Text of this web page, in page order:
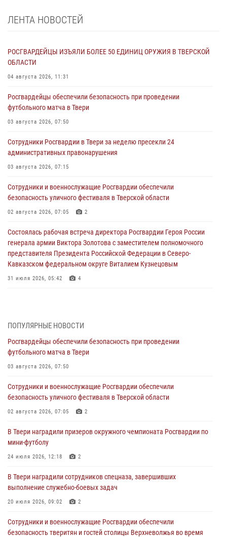
ЛЕНТА НОВОСТЕЙ
РОСГВАРДЕЙЦЫ ИЗЪЯЛИ БОЛЕЕ 50 ЕДИНИЦ ОРУЖИЯ В ТВЕРСКОЙ
ОБЛАСТИ
04 августа 2026, 11:31
Росгвардейцы обеспечили безопасность при проведении
футбольного матча в Твери
03 августа 2026, 07:50
Сотрудники Росгвардии в Твери за неделю пресекли 24
административных правонарушения
03 августа 2026, 07:15
Сотрудники и военнослужащие Росгвардии обеспечили
безопасность уличного фестиваля в Тверской области
02 августа 2026, 07:05 2
Состоялась рабочая встреча директора Росгвардии Героя России
генерала армии Виктора Золотова с заместителем полномочного
представителя Президента Российской Федерации в Северо-
Кавказском федеральном округе Виталием Кузнецовым
31 июля 2026, 05:42 4
28 июля 2026, 11:30 2
Сотрудники вневедомственной охраны совершили 250 выездов и
пресекли 20 правонарушений за неделю в Тверской области
27 июля 2026, 08:29
В Твери наградили призеров окружного чемпионата Росгвардии по
мини-футболу
24 июля 2026, 12:18 2
Росгвардейцы оказали помощь водителю на дороге в городе Кашин
22 июля 2026, 08:35
Представители Росгвардии провели спортивно — патриотическое
мероприятие для воспитанников летнего лагеря в Тверской области
(видео)
ПОПУЛЯРНЫЕ НОВОСТИ
Росгвардейцы обеспечили безопасность при проведении
футбольного матча в Твери
03 августа 2026, 07:50
Сотрудники и военнослужащие Росгвардии обеспечили
безопасность уличного фестиваля в Тверской области
02 августа 2026, 07:05 2
В Твери наградили призеров окружного чемпионата Росгвардии по
мини-футболу
24 июля 2026, 12:18 2
В Твери наградили сотрудников спецназа, завершивших
выполнение служебно-боевых задач
20 июля 2026, 09:02 2
Сотрудники и военнослужащие Росгвардии обеспечили
безопасность тверитян и гостей столицы Верхневолжья во время